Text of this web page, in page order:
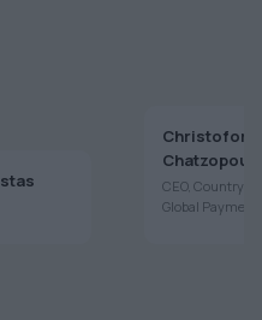
CEO, Country